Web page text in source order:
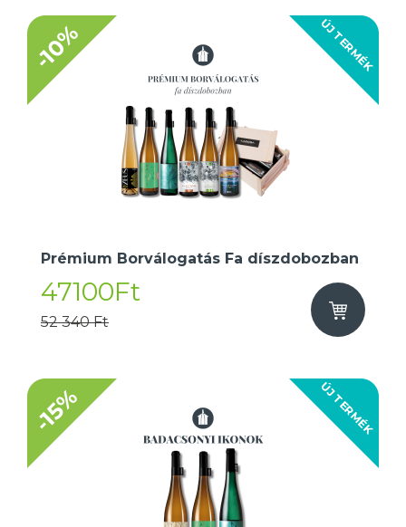
ÚJ TERMÉK
-10%
Prémium Borválogatás Fa díszdobozban
47100Ft
52 340 Ft
ÚJ TERMÉK
-15%